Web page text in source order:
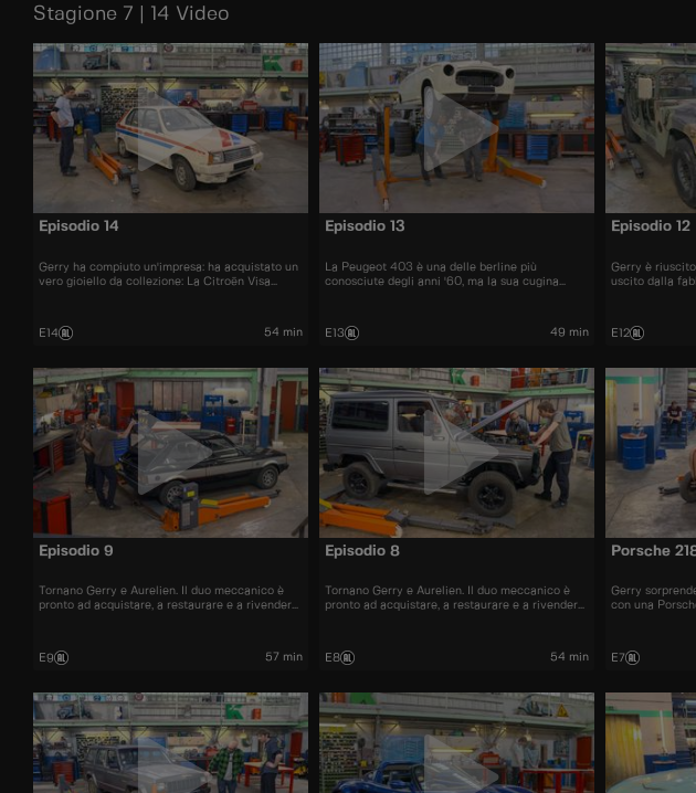
Stagione 7 | 14 Video
Episodio 14
Gerry ha compiuto un'impresa: ha acquistato un
vero gioiello da collezione: La Citroën Visa
E14 54 min
Episodio 13
La Peugeot 403 è una delle berline più
conosciute degli anni '60, ma la sua cugina
E13 49 min
Episodio 12
Gerry è
uscito dalla
E12
Episodio 9
Tornano Gerry e Aurelien. Il duo meccanico è
pronto ad acquistare, a restaurare e a rivendere
E9 57 min
Episodio 8
Tornano Gerry e Aurelien. Il duo meccanico è
pronto ad acquistare, a restaurare e a rivendere
E8 54 min
Porsche
Gerry
con una
E7